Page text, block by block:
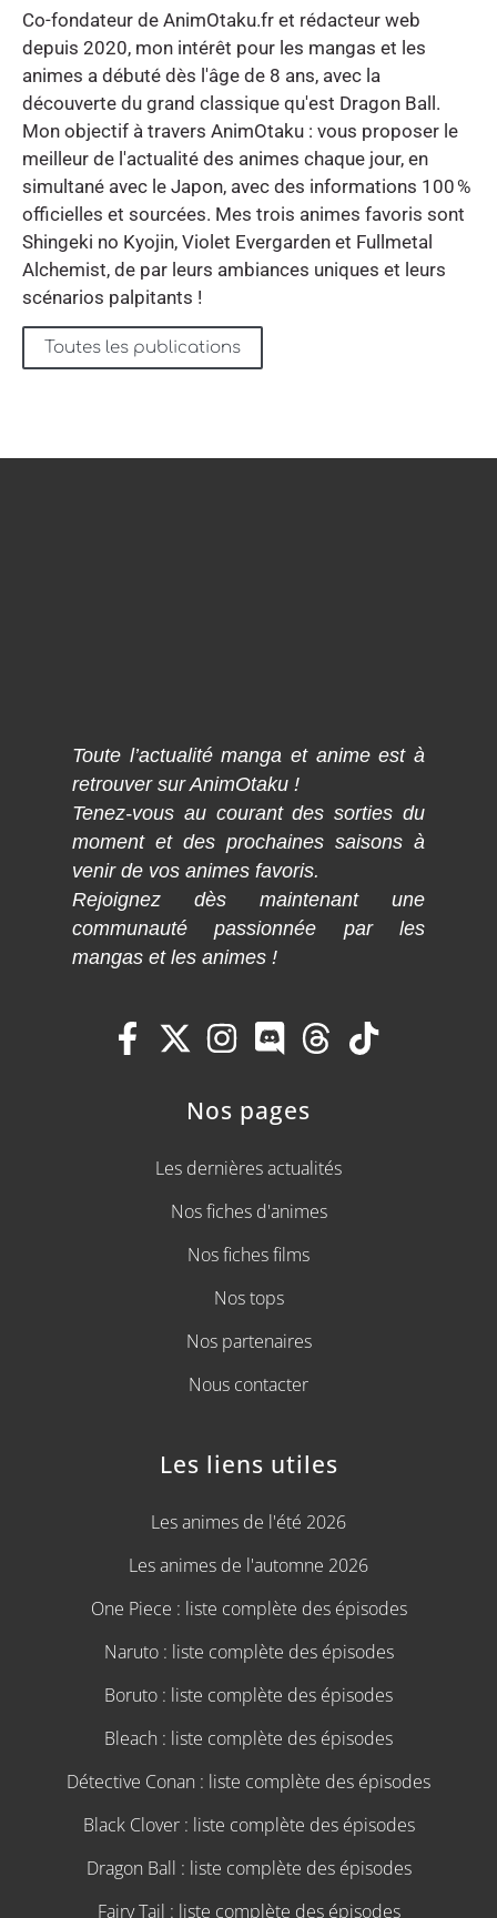
Co-fondateur de AnimOtaku.fr et rédacteur web
depuis 2020, mon intérêt pour les mangas et les
animes a débuté dès l'âge de 8 ans, avec la
découverte du grand classique qu'est Dragon Ball.
Mon objectif à travers AnimOtaku : vous proposer le
meilleur de l'actualité des animes chaque jour, en
simultané avec le Japon, avec des informations 100 %
officielles et sourcées. Mes trois animes favoris sont
Shingeki no Kyojin, Violet Evergarden et Fullmetal
Alchemist, de par leurs ambiances uniques et leurs
scénarios palpitants !
Toutes les publications
Toute l’actualité manga et anime est à
retrouver sur AnimOtaku !
Tenez-vous au courant des sorties du
moment et des prochaines saisons à
venir de vos animes favoris.
Rejoignez dès maintenant une
communauté passionnée par les
mangas et les animes !
Nos pages
Les dernières actualités
Nos fiches d'animes
Nos fiches films
Nos tops
Nos partenaires
Nous contacter
Les liens utiles
Les animes de l'été 2026
Les animes de l'automne 2026
One Piece : liste complète des épisodes
Naruto : liste complète des épisodes
Boruto : liste complète des épisodes
Bleach : liste complète des épisodes
Détective Conan : liste complète des épisodes
Black Clover : liste complète des épisodes
Dragon Ball : liste complète des épisodes
Fairy Tail : liste complète des épisodes